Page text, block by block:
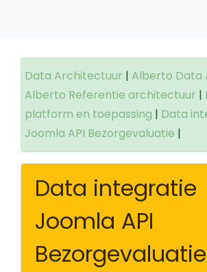
Data Architectuur | Alberto Data
Alberto Referentie architectuur |
platform en toepassing | Data
Joomla API Bezorgevaluatie |
Data integratie
Joomla API
Bezorgevaluatie